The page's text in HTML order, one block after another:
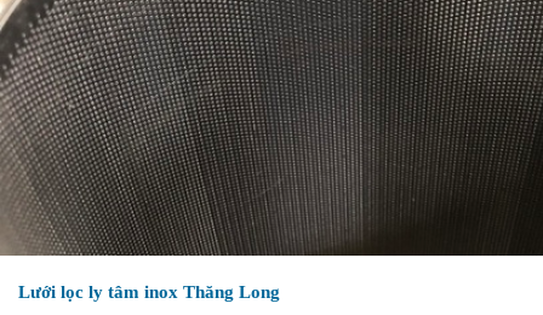
Lưới lọc ly tâm inox Thăng Long